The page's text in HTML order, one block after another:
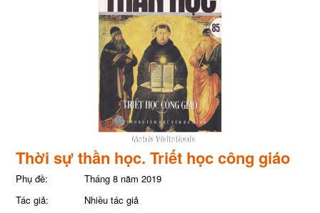
Thời sự thần học. Triết học công giáo
Phụ đề:
Tháng 8 năm 2019
Tác giả:
Nhiều tác giả